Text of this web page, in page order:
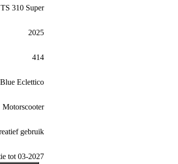
310 Super
2025
414
Blue Eclettico
Motorscooter
gebruik
tot 03-2027